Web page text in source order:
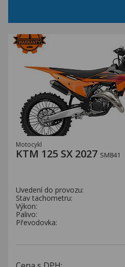
Motocykl
KTM 125 SX 2027 SM841
Uvedení do provozu:
Stav tachometru:
Výkon:
Palivo:
Převodovka: